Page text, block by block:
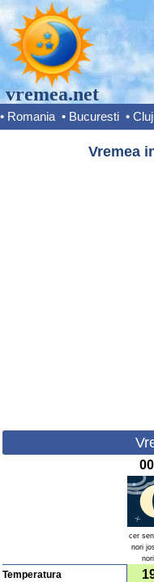
vremea.net
• Romania • Bucuresti •
Vremea
cer
nori
Temperatura